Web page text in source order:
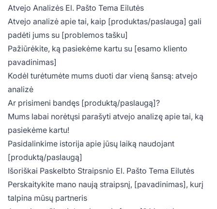
Atvejo Analizės El. Pašto Tema Eilutės
Atvejo analizė apie tai, kaip [produktas/paslauga] gali
padėti jums su [problemos tašku]
Pažiūrėkite, ką pasiekėme kartu su [esamo kliento
pavadinimas]
Kodėl turėtumėte mums duoti dar vieną šansą: atvejo
analizė
Ar prisimeni bandęs [produktą/paslaugą]?
Mums labai norėtųsi parašyti atvejo analizę apie tai, ką
pasiekėme kartu!
Pasidalinkime istorija apie jūsų laiką naudojant
[produktą/paslaugą]
Išoriškai Paskelbto Straipsnio El. Pašto Tema Eilutės
Perskaitykite mano naują straipsnį, [pavadinimas], kurį
talpina mūsų partneris